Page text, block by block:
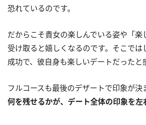
恐れているのです。
だからこそ貴女の楽しんでいる姿や「楽
受け取ると嬉しくなるのです。そこでは
成功で、彼自身も楽しいデートだったと
フルコースも最後のデザートで印象が決
何を残せるかが、デート全体の印象を左